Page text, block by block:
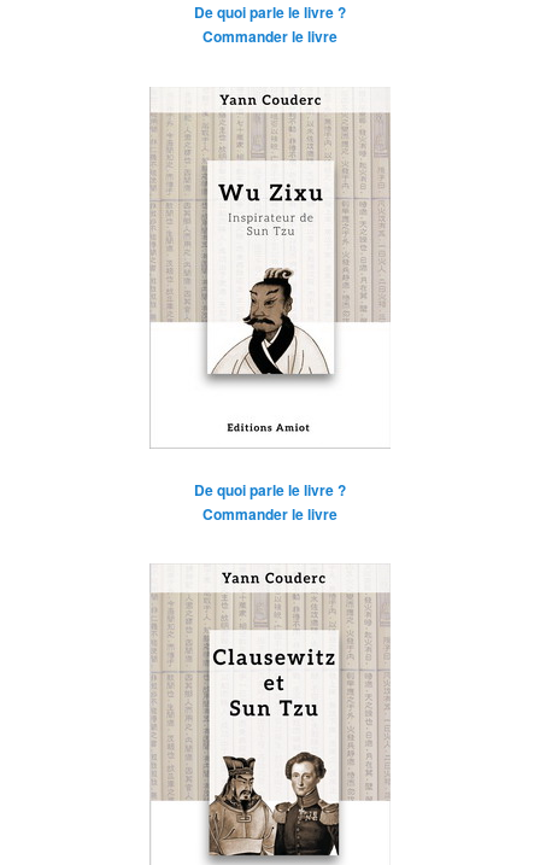
De quoi parle le livre ?
Commander le livre
De quoi parle le livre ?
Commander le livre